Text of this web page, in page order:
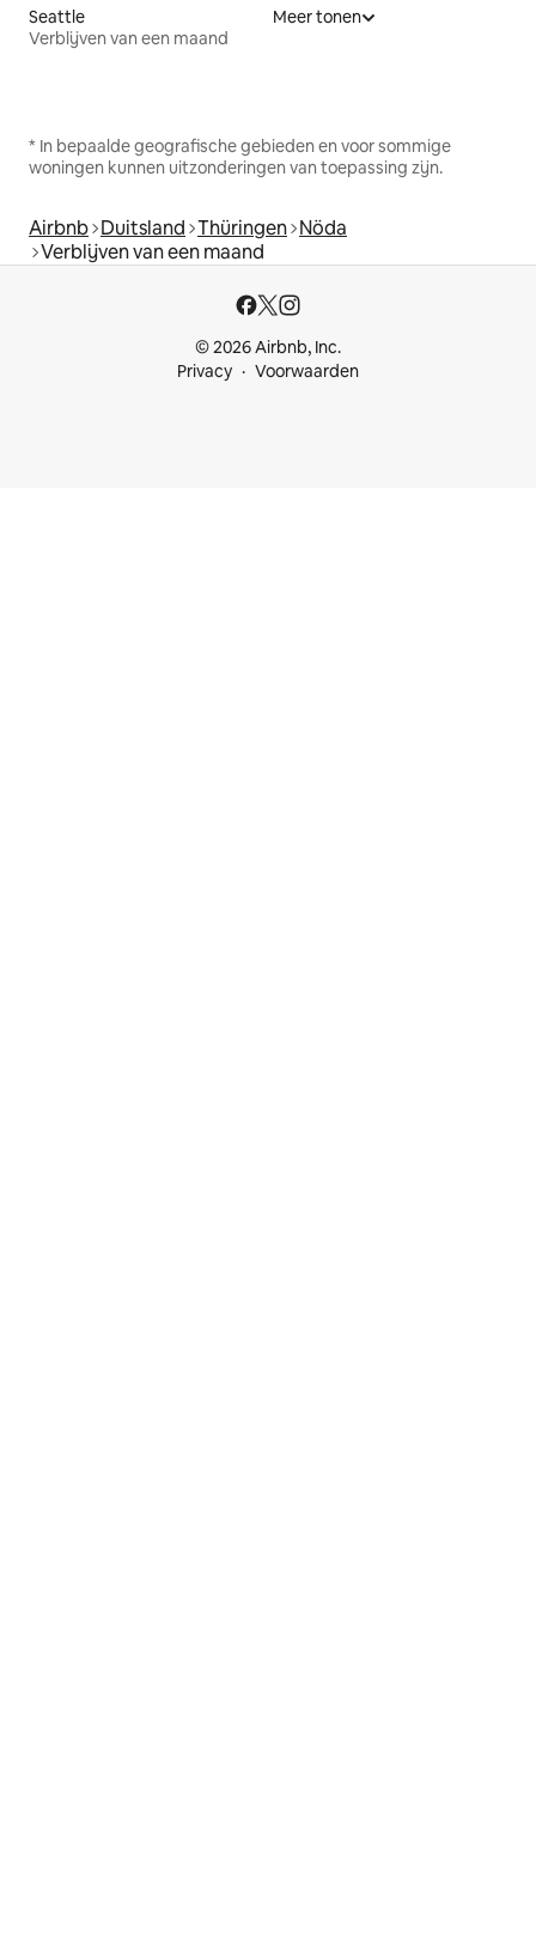
Seattle
Verblijven van een maand
Meer tonen
* In bepaalde geografische gebieden en voor sommige
woningen kunnen uitzonderingen van toepassing zijn.
Airbnb Duitsland Thüringen Nöda
Verblijven van een maand
© 2026 Airbnb, Inc.
Privacy
Voorwaarden